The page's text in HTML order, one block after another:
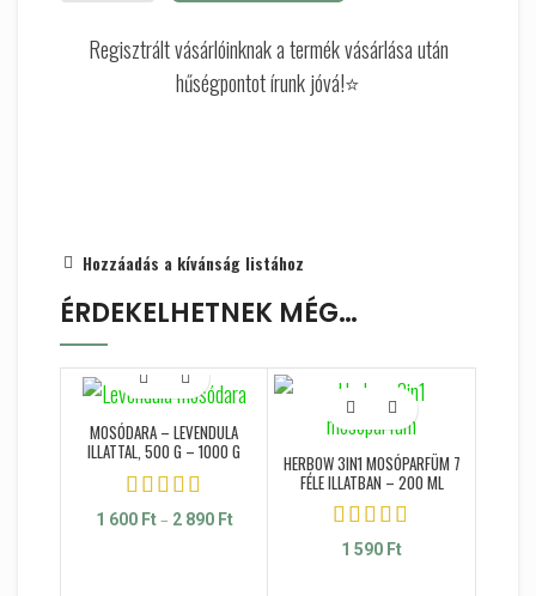
Regisztrált vásárlóinknak a termék vásárlása után
hűségpontot írunk jóvá!⭐
Hozzáadás a kívánság listához
ÉRDEKELHETNEK MÉG…
MOSÓDARA – LEVENDULA
ILLATTAL, 500 G – 1000 G
1 600 Ft – 2 890 FtÁrtartomány: 1 600 Ft - 2 890 Ft
HERBOW 3IN1 MOSÓPARFÜM 7
FÉLE ILLATBAN – 200 ML
1 590 Ft